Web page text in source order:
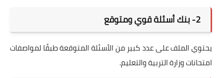
2- بنك أسئلة قوي ومتوقع
يحتوي الملف على عدد كبير من الأسئلة المتوقعة طبقًا لمواصفات
امتحانات وزارة التربية والتعليم.